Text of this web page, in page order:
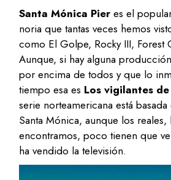
Santa Mónica Pier es el
noria que tantas veces hemos
como El Golpe, Rocky III, Forest
Aunque, si hay alguna
por encima de todos y que lo
tiempo esa es Los vigilantes
serie norteamericana está
Santa Mónica, aunque los
encontramos, poco tienen que
ha vendido la televisión.